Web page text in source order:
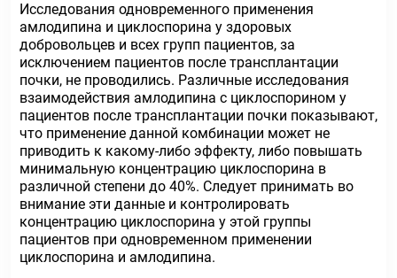
Исследования одновременного применения
амлодипина и циклоспорина у здоровых
добровольцев и всех групп пациентов, за
исключением пациентов после трансплантации
почки, не проводились. Различные исследования
взаимодействия амлодипина с циклоспорином у
пациентов после трансплантации почки показывают,
что применение данной комбинации может не
приводить к какому-либо эффекту, либо повышать
минимальную концентрацию циклоспорина в
различной степени до 40%. Следует принимать во
внимание эти данные и контролировать
концентрацию циклоспорина у этой группы
пациентов при одновременном применении
циклоспорина и амлодипина.